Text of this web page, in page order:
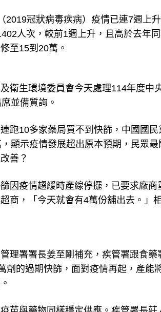
2019冠狀病毒疾病）疫情已連7週上
人次，較前1週上升，且高於去年
至15到20萬。
衛生環境委員會今天處理114年度
並備質詢。
跑10多家藥局買不到快篩，中國國
顯示疫情發展超出原本預期，民眾
善？
因疫情趨緩時產線停擺，已要求廠
商，「今天就會有4萬份舖出去。」
理署署長姜至剛補充，疾管署跟食
劑的過期快篩，面對疫情再起，產